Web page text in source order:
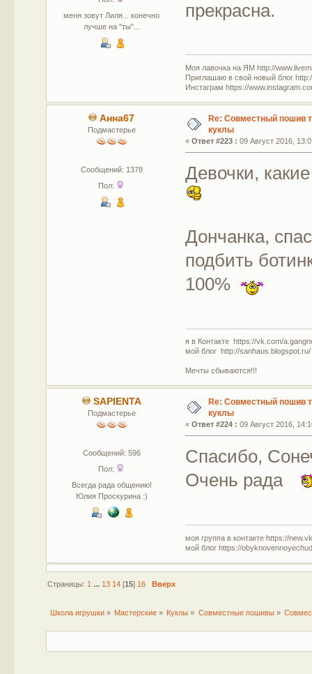
меня зовут Лиля... конечно
лучше на "ты"...
прекрасна.
Моя лавочка на ЯМ http://
Приглашаю в свой новый блог
Инстаграм https://
Анна67
Подмастерье
Сообщений: 1378
Пол:
Re: Совместный пошив
куклы
«Ответ #223 : 09 Август 2016,
Девочки,
Дончанка,
подбить
100%
я в Контакте https://vk.com/
мой блог http://sanhaus.blogspot.ru/
Мечты сбываются!!!
SAPIENTA
Подмастерье
Сообщений: 596
Пол:
Всегда рада общению!
Юлия Проскурина :)
Re: Совместный пошив
куклы
«Ответ #224 : 09 Август 2016,
Спасибо,
Очень рада
моя группа в контакте https://
мой блог https://
Страницы: 1 ... 13 14[15] 16 Вверх
Школа игрушки» Мастерские » Куклы » Совместные пошивы»